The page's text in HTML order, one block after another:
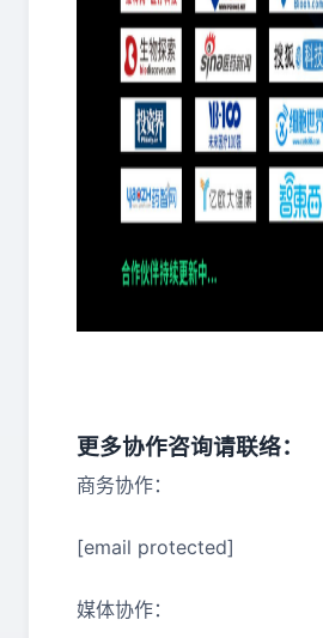
更多协作咨询请联络：
商务协作：
[email protected]
媒体协作：